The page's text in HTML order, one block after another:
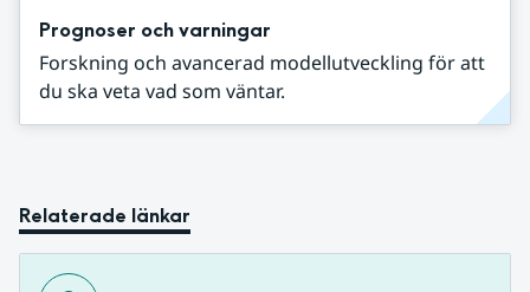
Prognoser och varningar
Forskning och avancerad modellutveckling för att
du ska veta vad som väntar.
Relaterade länkar